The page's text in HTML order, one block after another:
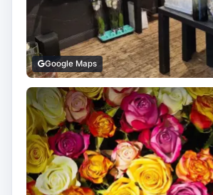
Google Maps